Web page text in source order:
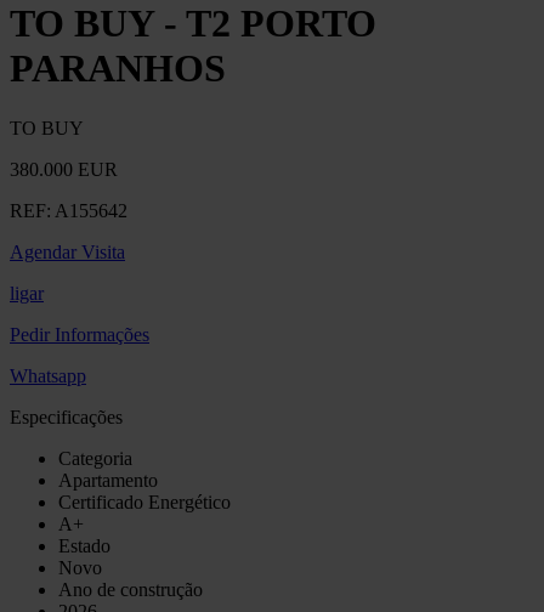
TO BUY - T2 PORTO
PARANHOS
TO BUY
380.000 EUR
REF: A155642
Agendar Visita
ligar
Pedir Informações
Whatsapp
Especificações
Categoria
Apartamento
Certificado Energético
A+
Estado
Novo
Ano de construção